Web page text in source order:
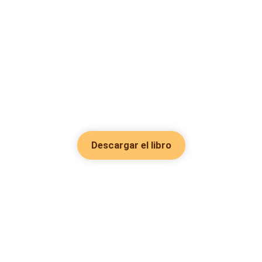
Descargar el libro